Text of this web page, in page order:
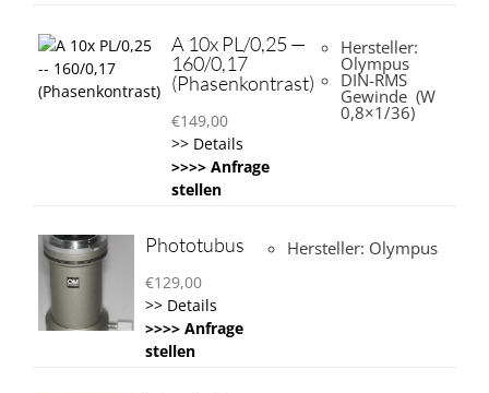
A 10x PL/0,25 —
160/0,17
(Phasenkontrast)
€149,00
>> Details
>>>> Anfrage
stellen
Hersteller:
Olympus
DIN-RMS
Gewinde (W
0,8×1/36)
Phototubus
€129,00
>> Details
>>>> Anfrage
stellen
Hersteller: Olympus